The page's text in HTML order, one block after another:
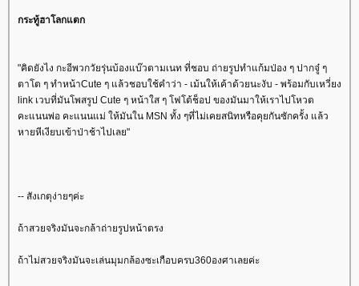
กระทู้ฮาโลกแตก
"คิดยังไง กะอีพวกวัยรุ่นบ้องแบ๊วตามเนท ที่ชอบ ถ่ายรูปทำแก้มป่อง ๆ ปากจู๋ ๆ
ตาโต ๆ ทำหน้าCute ๆ แล้วชอบใช้คำว่า - เม้นให้เค้าด้วยนะงับ - พร้อมกับเหวี่ยง
link เวบที่มันโพสรูป Cute ๆ หน้าใส ๆ โฟโต้ช็อป ของมันมาให้เราไปโหวต
คะแนนพ่อ คะแนนแม่ ให้มันใน MSN ทั้ง ๆที่ไม่เคยสนิทหรือคุยกันซักครั้ง แล้ว
หายหีเงียบเข้าป่าช้าไปเลย"
-- สังเกตุง่ายๆค่ะ
ถ้าสวยจริงมันจะกล้าถ่ายรูปหน้าตรง
ถ้าไม่สวยจริงมันจะเล่นมุมกล้องซะเกือบครบ360องศาเลยค่ะ